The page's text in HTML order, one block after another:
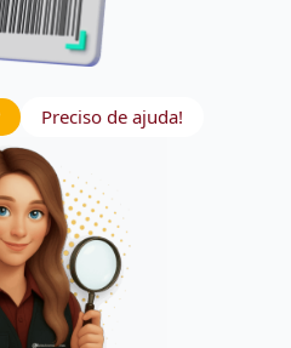
Preciso de ajuda!